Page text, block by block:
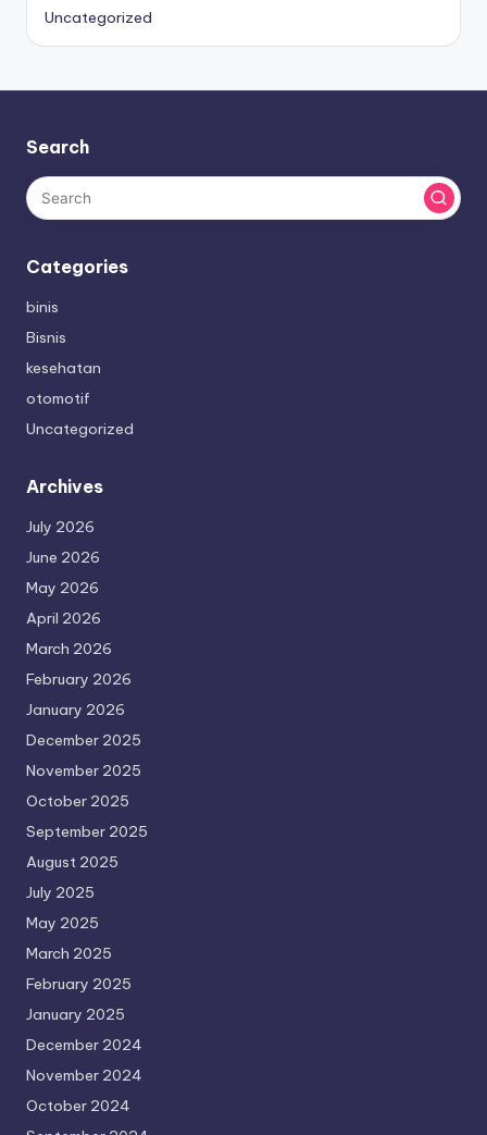
Uncategorized
Search
Categories
binis
Bisnis
kesehatan
otomotif
Uncategorized
Archives
July 2026
June 2026
May 2026
April 2026
March 2026
February 2026
January 2026
December 2025
November 2025
October 2025
September 2025
August 2025
July 2025
May 2025
March 2025
February 2025
January 2025
December 2024
November 2024
October 2024